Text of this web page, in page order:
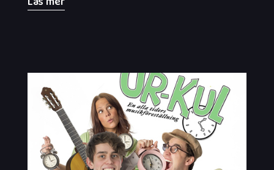
nyskriven musik med poesi av Jila